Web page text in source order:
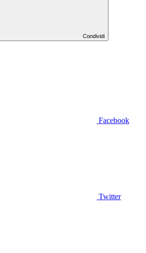
Condividi
Facebook
Twitter